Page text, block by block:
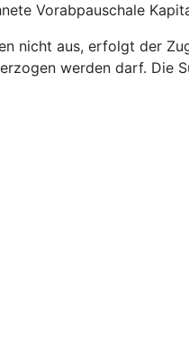
Vorabpauschale
nicht aus, erfolgt der
werden darf. Die